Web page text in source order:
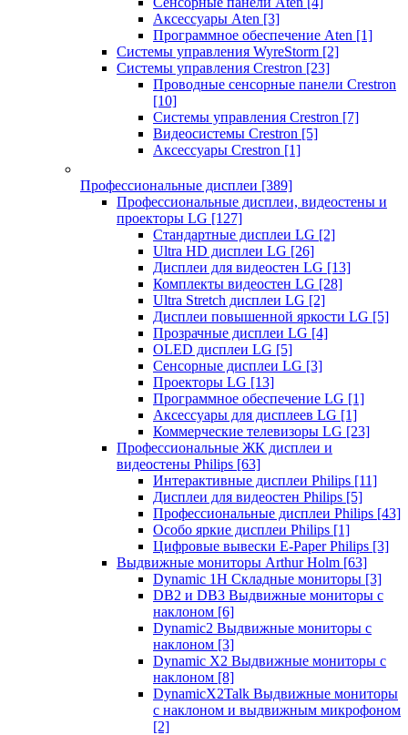
Аксессуары Aten [3]
Программное обеспечение Aten [1]
Системы управления WyreStorm [2]
Системы управления Crestron [23]
Проводные сенсорные панели Crestron
[10]
Системы управления Crestron [7]
Видеосистемы Crestron [5]
Аксессуары Crestron [1]
Профессиональные дисплеи [389]
Профессиональные дисплеи, видеостены и
проекторы LG [127]
Стандартные дисплеи LG [2]
Ultra HD дисплеи LG [26]
Дисплеи для видеостен LG [13]
Комплекты видеостен LG [28]
Ultra Stretch дисплеи LG [2]
Дисплеи повышенной яркости LG [5]
Прозрачные дисплеи LG [4]
OLED дисплеи LG [5]
Сенсорные дисплеи LG [3]
Проекторы LG [13]
Программное обеспечение LG [1]
Аксессуары для дисплеев LG [1]
Коммерческие телевизоры LG [23]
Профессиональные ЖК дисплеи и
видеостены Philips [63]
Интерактивные дисплеи Philips [11]
Дисплеи для видеостен Philips [5]
Профессиональные дисплеи Philips [43]
Особо яркие дисплеи Philips [1]
Цифровые вывески E-Paper Philips [3]
Выдвижные мониторы Arthur Holm [63]
Dynamic 1Н Складные мониторы [3]
DB2 и DB3 Выдвижные мониторы с
наклоном [6]
Dynamic2 Выдвижные мониторы с
наклоном [3]
Dynamic X2 Выдвижные мониторы с
наклоном [8]
DynamicX2Talk Выдвижные мониторы
с наклоном и выдвижным микрофоном
[2]